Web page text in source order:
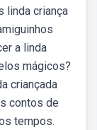
linda criança
a linda
mágicos?
criançada
contos de
tempos.